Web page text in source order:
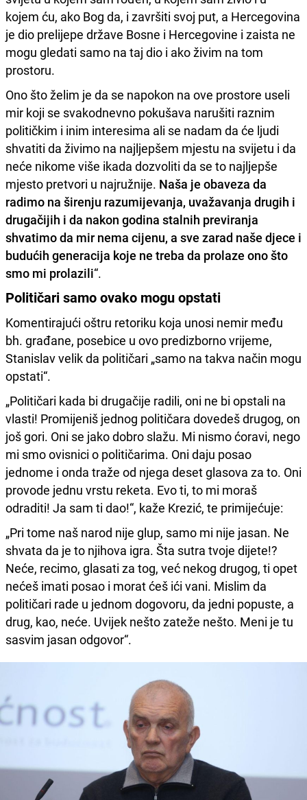
kojem ću, ako Bog da, i završiti svoj put, a Hercegovina
je dio prelijepe države Bosne i Hercegovine i zaista ne
mogu gledati samo na taj dio i ako živim na tom
prostoru.
Ono što želim je da se napokon na ove prostore useli
mir koji se svakodnevno pokušava narušiti raznim
političkim i inim interesima ali se nadam da će ljudi
shvatiti da živimo na najljepšem mjestu na svijetu i da
neće nikome više ikada dozvoliti da se to najljepše
mjesto pretvori u najružnije. Naša je obaveza da
radimo na širenju razumijevanja, uvažavanja drugih i
drugačijih i da nakon godina stalnih previranja
shvatimo da mir nema cijenu, a sve zarad naše djece i
budućih generacija koje ne treba da prolaze ono što
smo mi prolazili“.
Političari samo ovako mogu opstati
Komentirajući oštru retoriku koja unosi nemir među
bh. građane, posebice u ovo predizborno vrijeme,
Stanislav velik da političari „samo na takva način mogu
opstati“.
„Političari kada bi drugačije radili, oni ne bi opstali na
vlasti! Promijeniš jednog političara dovedeš drugog, on
još gori. Oni se jako dobro slažu. Mi nismo ćoravi, nego
mi smo ovisnici o političarima. Oni daju posao
jednome i onda traže od njega deset glasova za to. Oni
provode jednu vrstu reketa. Evo ti, to mi moraš
odraditi! Ja sam ti dao!“, kaže Krezić, te primijećuje:
„Pri tome naš narod nije glup, samo mi nije jasan. Ne
shvata da je to njihova igra. Šta sutra tvoje dijete!?
Neće, recimo, glasati za tog, već nekog drugog, ti opet
nećeš imati posao i morat ćeš ići vani. Mislim da
političari rade u jednom dogovoru, da jedni popuste, a
drug, kao, neće. Uvijek nešto zateže nešto. Meni je tu
sasvim jasan odgovor“.